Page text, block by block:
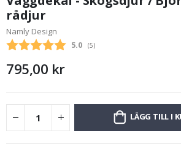
början
av
bildgalleriet
rådjur
Namly Design
Snittbetyg:
5.0 (röster:
5)
795,00 kr
LÄGG TILL I